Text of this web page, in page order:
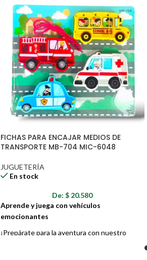
FICHAS PARA ENCAJAR MEDIOS DE
TRANSPORTE MB-704 MIC-6048
JUGUETERÍA
En stock
De:$ 20.580
Aprende y juega con vehículos
emocionantes
¡Prepárate para la aventura con nuestro